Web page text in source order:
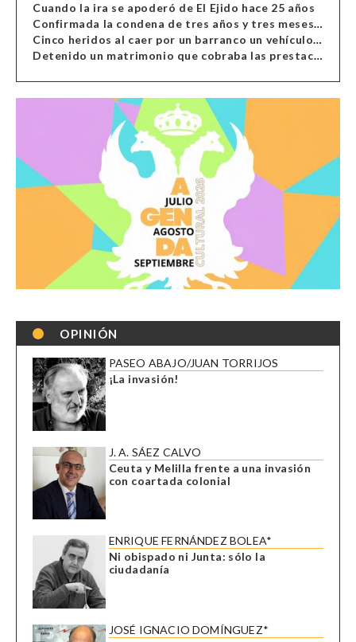
Cuando la ira se apoderó de El Ejido hace 25 años
Confirmada la condena de tres años y tres meses al hombre de Antas acusado de xenofobia
Cinco heridos al caer por un barranco un vehículo en Alcolea
Detenido un matrimonio que cobraba las prestaciones de ilegales en Almería, Granada, Málaga, Huelva y Murcia
OPINIÓN
PASEO ABAJO/JUAN TORRIJOS
¡La invasión!
J. A. SÁEZ CALVO
Ceuta y Melilla frente a una invasión
con coartada colonial
ENRIQUE FERNÁNDEZ BOLEA*
Ni obispado ni Junta: sólo la
ciudadanía
JOSÉ IGNACIO DOMÍNGUEZ*